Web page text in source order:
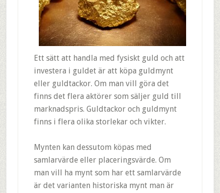
Ett sätt att handla med fysiskt guld och att
investera i guldet är att köpa guldmynt
eller guldtackor. Om man vill göra det
finns det flera aktörer som säljer guld till
marknadspris. Guldtackor och guldmynt
finns i flera olika storlekar och vikter.
Mynten kan dessutom köpas med
samlarvärde eller placeringsvärde. Om
man vill ha mynt som har ett samlarvärde
är det varianten historiska mynt man är